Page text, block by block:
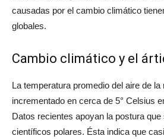
causadas por el cambio climático
globales.
Cambio climático y el
La temperatura promedio del aire de la
incrementado en cerca de 5° Celsius
Datos recientes apoyan la postura
científicos polares. Ésta indica que